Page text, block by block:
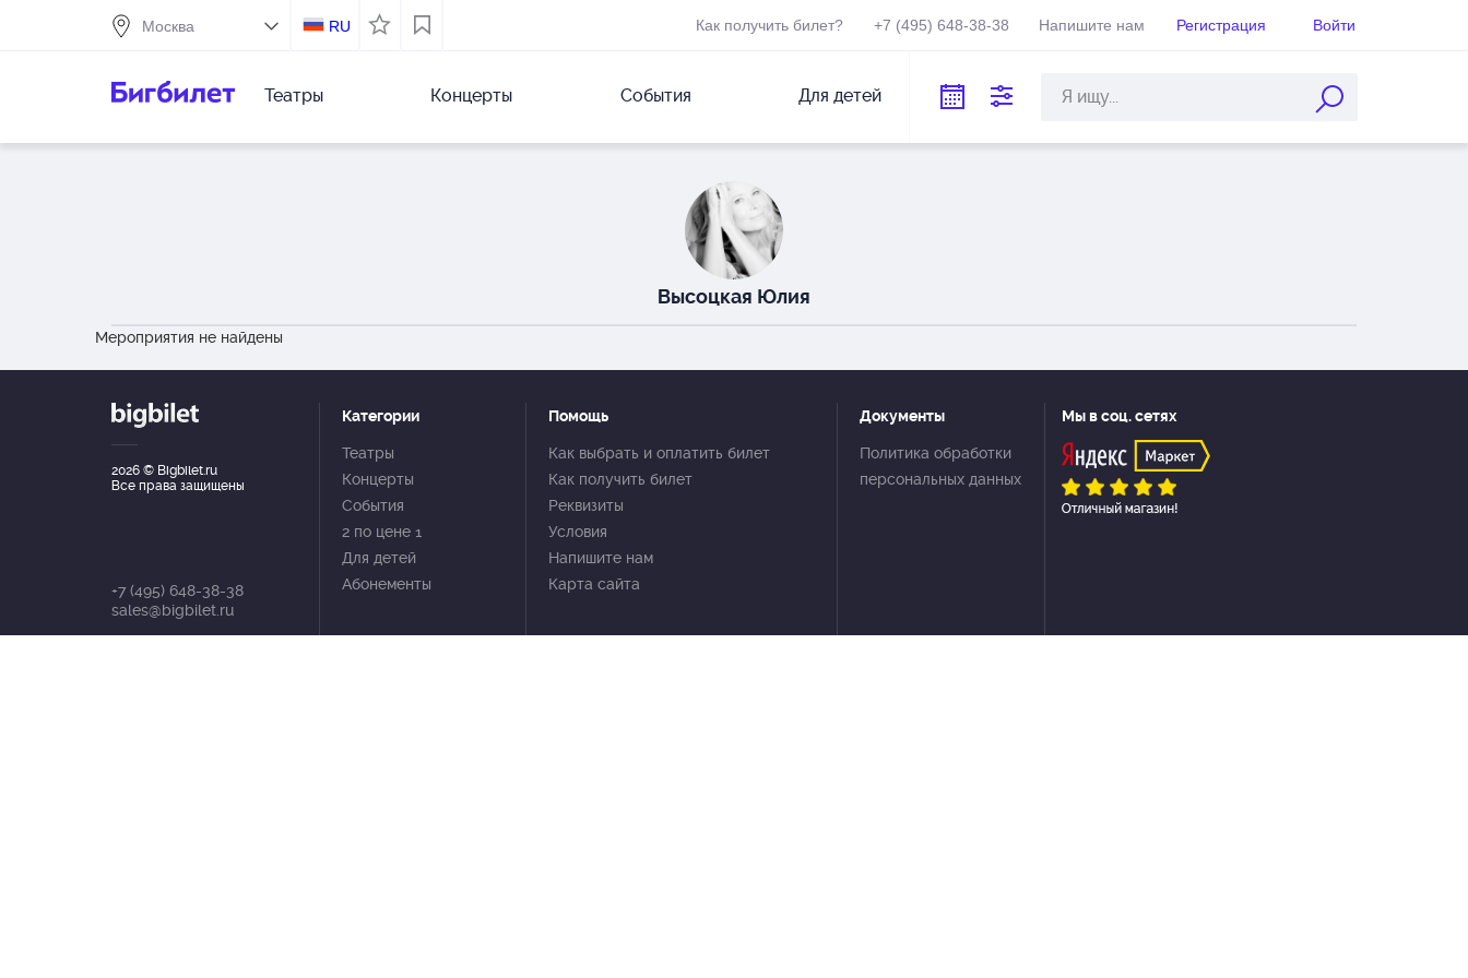
RU Как получить билет? +7 (495) 648-38-38 Напишите нам Регистрация Войти
Театры Концерты События Для детей
Высоцкая Юлия
Мероприятия не найдены
2026 © Bigbilet.ru
Все права защищены
+7 (495) 648-38-38
sales@bigbilet.ru
Категории
Театры
Концерты
События
2 по цене 1
Для детей
Абонементы
Помощь
Как выбрать и оплатить билет
Как получить билет
Реквизиты
Условия
Напишите нам
Карта сайта
Документы
Политика обработки
персональных данных
Мы в соц. сетях